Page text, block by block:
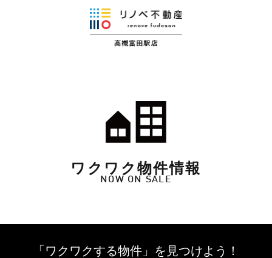
ワクワク物件情報
NOW ON SALE
「ワクワクする物件」を 見つけよう！